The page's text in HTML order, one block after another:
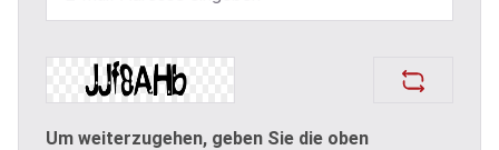
Um weiterzugehen, geben Sie die oben